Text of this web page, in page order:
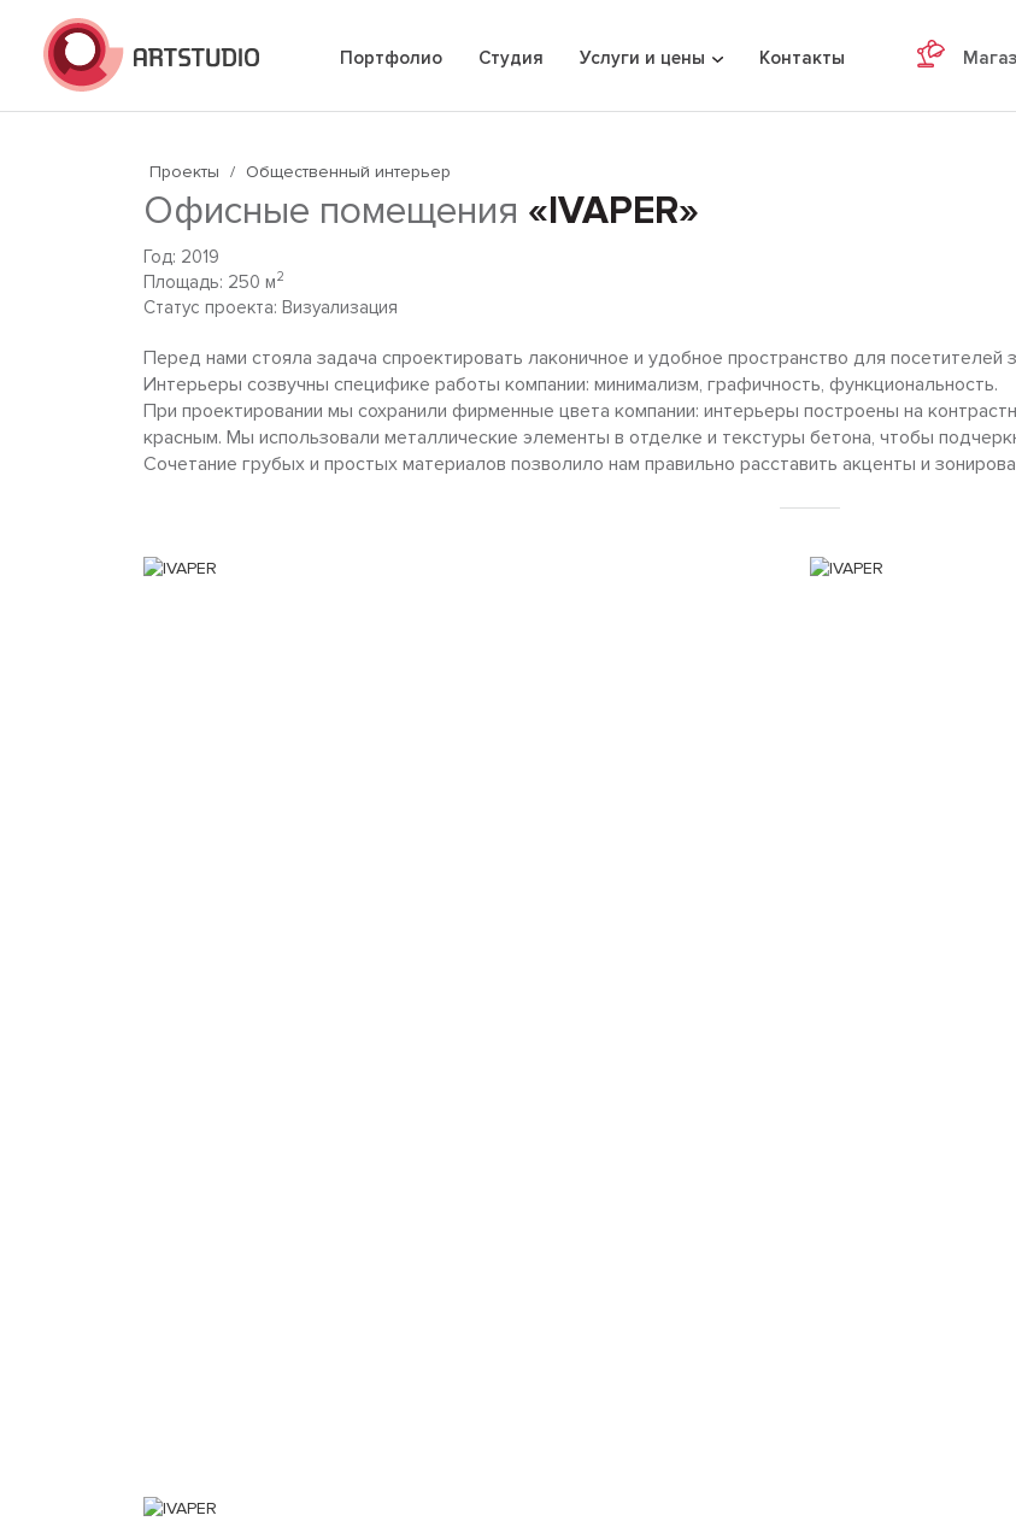
Портфолио Студия Услуги и цены Контакты
Проекты / Общественный интерьер
Офисные помещения «IVAPER»
Год: 2019
Площадь: 250 м2
Статус проекта: Визуализация
Перед нами стояла задача спроектировать лаконичное и удобное пространство для посетителей
Интерьеры созвучны специфике работы компании: минимализм, графичность, функциональность.
При проектировании мы сохранили фирменные цвета компании: интерьеры построены на
красным. Мы использовали металлические элементы в отделке и текстуры бетона, чтобы
Сочетание грубых и простых материалов позволило нам правильно расставить акценты и